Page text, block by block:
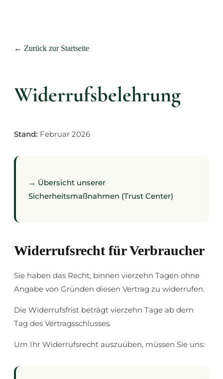
← Zurück zur Startseite
Widerrufsbelehrung
Stand: Februar 2026
→ Übersicht unserer
Sicherheitsmaßnahmen (Trust Center)
Widerrufsrecht für Verbraucher
Sie haben das Recht, binnen vierzehn Tagen ohne
Angabe von Gründen diesen Vertrag zu widerrufen.
Die Widerrufsfrist beträgt vierzehn Tage ab dem
Tag des Vertragsschlusses.
Um Ihr Widerrufsrecht auszuüben, müssen Sie uns: